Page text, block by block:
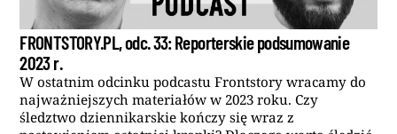
FRONTSTORY.PL, odc. 33: Reporterskie podsumowanie
2023 r.
W ostatnim odcinku podcastu Frontstory wracamy do
najważniejszych materiałów w 2023 roku. Czy
śledztwo dziennikarskie kończy się wraz z